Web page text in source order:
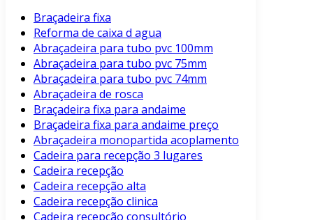
Braçadeira fixa
Reforma de caixa d agua
Abraçadeira para tubo pvc 100mm
Abraçadeira para tubo pvc 75mm
Abraçadeira para tubo pvc 74mm
Abraçadeira de rosca
Braçadeira fixa para andaime
Braçadeira fixa para andaime preço
Abraçadeira monopartida acoplamento
Cadeira para recepção 3 lugares
Cadeira recepção
Cadeira recepção alta
Cadeira recepção clinica
Cadeira recepção consultório